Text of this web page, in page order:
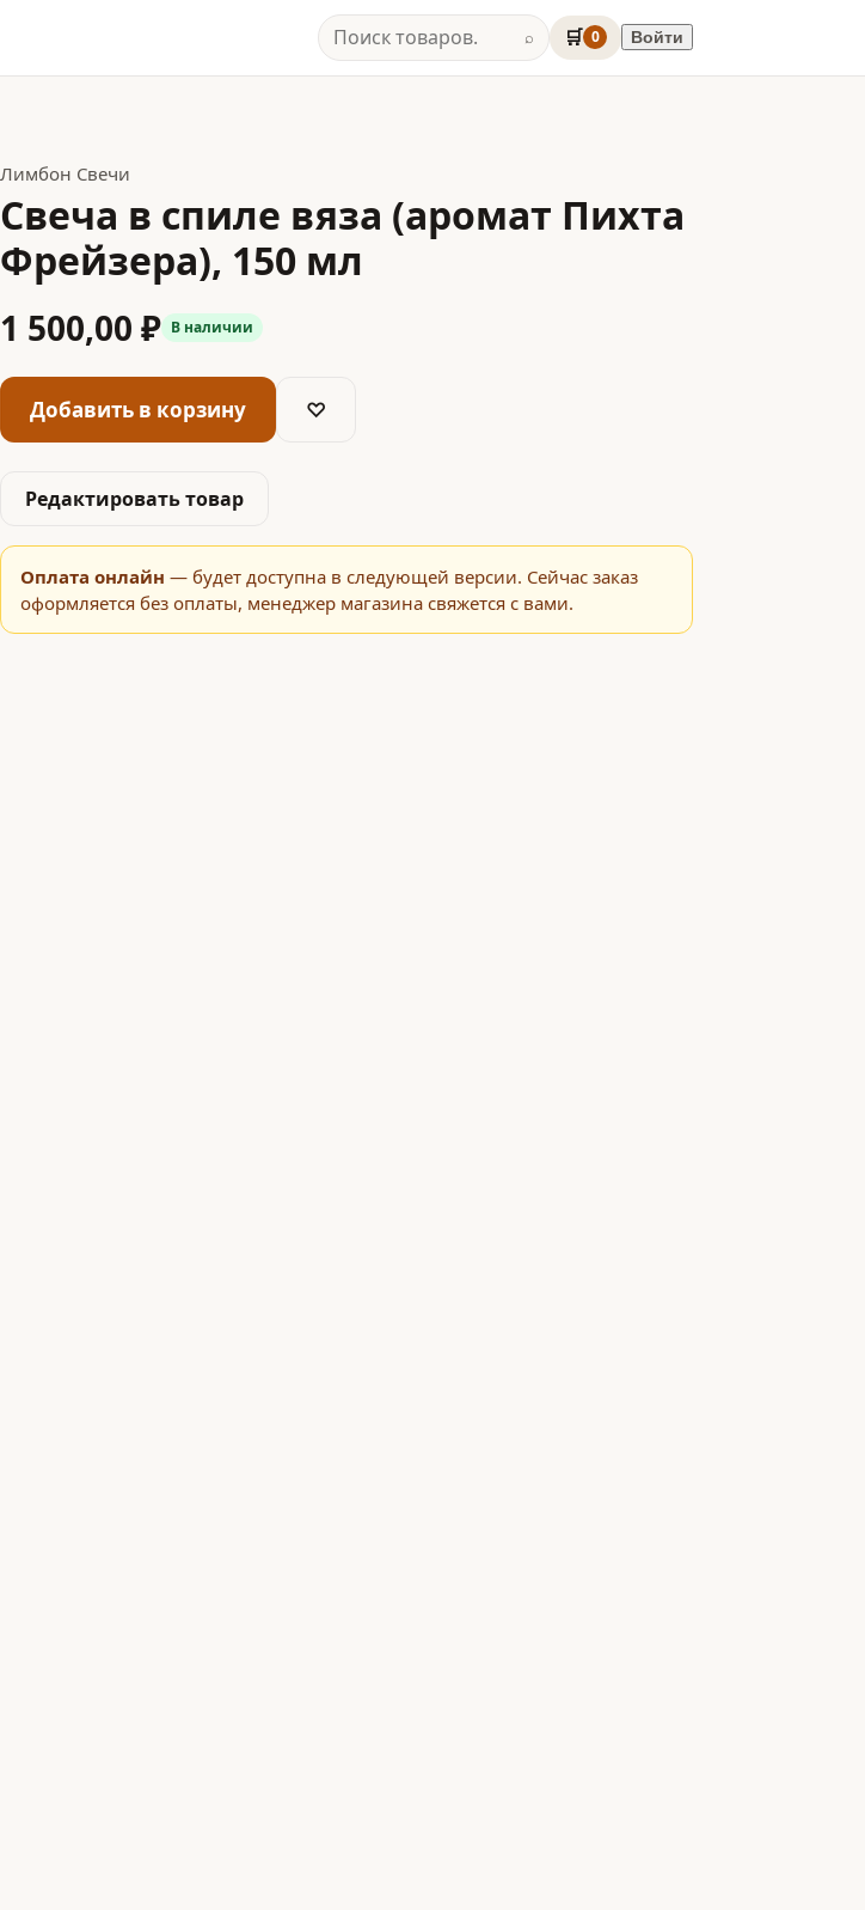
⌕ 🛒 0 Войти
Лимбон Свечи
Свеча в спиле вяза (аромат Пихта
Фрейзера), 150 мл
1 500,00 ₽ В наличии
Добавить в корзину ♡
Редактировать товар
Оплата онлайн — будет доступна в следующей версии. Сейчас заказ
оформляется без оплаты, менеджер магазина свяжется с вами.